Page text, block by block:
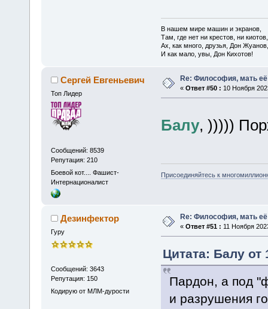
В нашем мире машин и экранов,
Там, где нет ни крестов, ни киотов,
Ах, как много, друзья, Дон Жуанов,
И как мало, увы, Дон Кихотов!
Сергей Евгеньевич
Топ Лидер
Сообщений: 8539
Репутация: 210
Боевой кот.... Фашист-
Интернационалист
Re: Философия, мать её
« Ответ #50 : 10 Ноября
Балу, )))))
Присоединяйтесь к
Дезинфектор
Гуру
Сообщений: 3643
Репутация: 150
Кодирую от МЛМ-дурости
Re: Философия, мать её
« Ответ #51 : 11 Ноября
Цитата: Балу от
Пардон, а под
и разрушения